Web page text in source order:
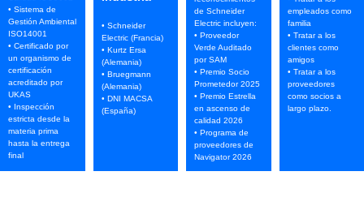
• Sistema de
Gestión Ambiental
ISO14001
• Certificado por
un organismo de
certificación
acreditado por
UKAS
• Inspección
estricta desde la
materia prima
hasta la entrega
final
• Schneider
Electric (Francia)
• Kurtz Ersa
(Alemania)
• Bruegmann
(Alemania)
• DNI MACSA
(España)
de Schneider
Electric incluyen:
• Proveedor
Verde Auditado
por SAM
• Premio Socio
Prometedor 2025
• Premio Estrella
en ascenso de
calidad 2026
• Programa de
proveedores de
Navigator 2026
empleados como
familia
• Tratar a los
clientes como
amigos
• Tratar a los
proveedores
como socios a
largo plazo.